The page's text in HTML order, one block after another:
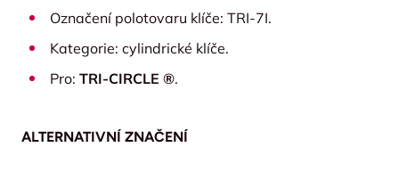
Označení polotovaru klíče: TRI-7I.
Kategorie: cylindrické klíče.
Pro: TRI-CIRCLE ®.
ALTERNATIVNÍ ZNAČENÍ